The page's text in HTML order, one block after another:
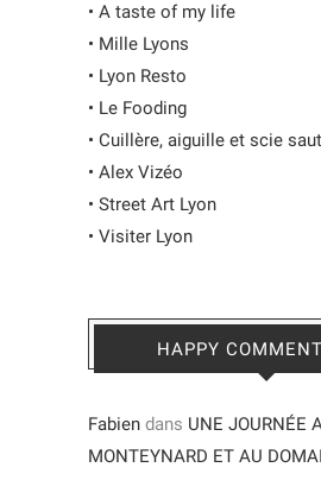
• A taste of my life
• Mille Lyons
• Lyon Resto
• Le Fooding
• Cuillère, aiguille et scie
• Alex Vizéo
• Street Art Lyon
• Visiter Lyon
HAPPY
Fabien dans UNE JOURNÉE
MONTEYNARD ET AU